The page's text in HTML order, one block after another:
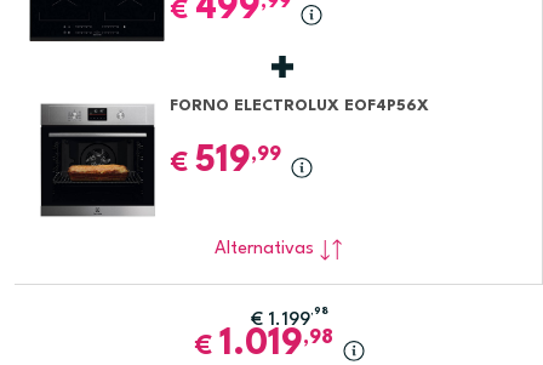
€ 499
FORNO ELECTROLUX EOF4P56X
€ 519,99
Alternativas
€ 1.199,98
€ 1.019,98